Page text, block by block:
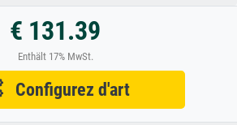
€ 131.39
Enthält 17% MwSt.
Configurez d'art